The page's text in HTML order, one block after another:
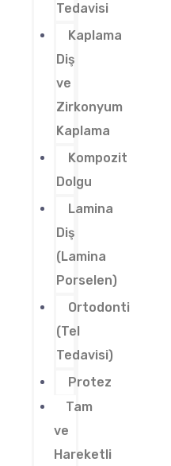
Tedavisi
Kaplama
Diş
ve
Zirkonyum
Kaplama
Kompozit
Dolgu
Lamina
Diş
(Lamina
Porselen)
Ortodonti
(Tel
Tedavisi)
Protez
Tam
ve
Hareketli